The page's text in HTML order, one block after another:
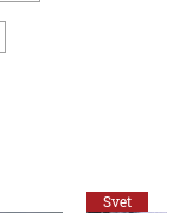
Svet